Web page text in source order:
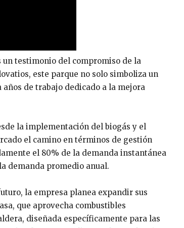
un testimonio del compromiso de la
este parque no solo simboliza un
de trabajo dedicado a la mejora
la implementación del biogás y el
el camino en términos de gestión
el 80% de la demanda instantánea
demanda promedio anual.
la empresa planea expandir sus
que aprovecha combustibles
diseñada específicamente para las